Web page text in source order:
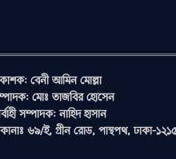
বেনী আমিন মোল্লা
মোঃ তাজবির হোসেন
সম্পাদক: নাহিদ হাসান
৬৯/ই, গ্রীন রোড, পান্থপথ, ঢাকা-